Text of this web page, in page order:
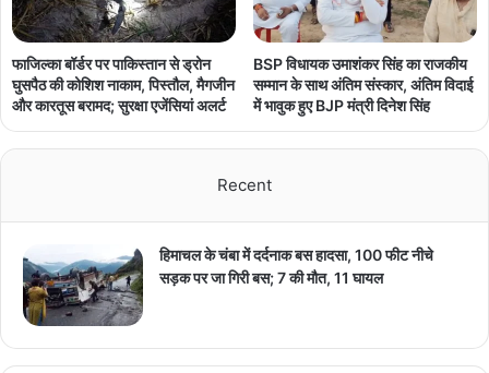
फाजिल्का बॉर्डर पर पाकिस्तान से ड्रोन
घुसपैठ की कोशिश नाकाम, पिस्तौल, मैगजीन
और कारतूस बरामद; सुरक्षा एजेंसियां अलर्ट
BSP विधायक उमाशंकर सिंह का राजकीय
सम्मान के साथ अंतिम संस्कार, अंतिम विदाई
में भावुक हुए BJP मंत्री दिनेश सिंह
Recent
हिमाचल के चंबा में दर्दनाक बस हादसा, 100 फीट नीचे
सड़क पर जा गिरी बस; 7 की मौत, 11 घायल